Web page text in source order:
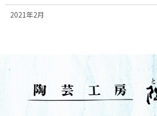
2021年2月